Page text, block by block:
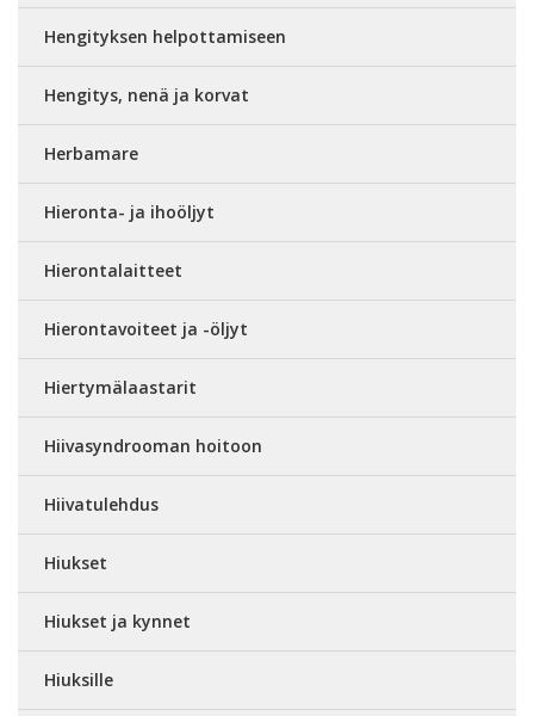
Hengityksen helpottamiseen
Hengitys, nenä ja korvat
Herbamare
Hieronta- ja ihoöljyt
Hierontalaitteet
Hierontavoiteet ja -öljyt
Hiertymälaastarit
Hiivasyndrooman hoitoon
Hiivatulehdus
Hiukset
Hiukset ja kynnet
Hiuksille